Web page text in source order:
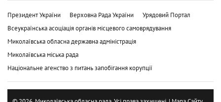
Президент України Верховна Рада України
Урядовий Портал
Всеукраїнська асоціація органів місцевого самоврядування
Миколаївська обласна державна адміністрація
Миколаївська міська рада
Національне агенство з питань запобігання корупції